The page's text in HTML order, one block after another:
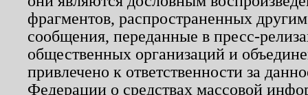
фрагментов, распространенных
сообщения, переданные в пресс-
общественных организаций и
привлечено к ответственности за
Федерации о средствах массовой